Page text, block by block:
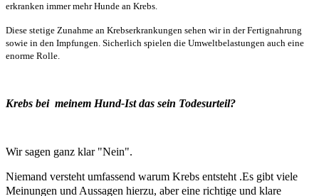
erkranken immer mehr Hunde an Krebs.
Diese stetige Zunahme an Krebserkrankungen sehen wir in der Fertignahrung
sowie in den Impfungen. Sicherlich spielen die Umweltbelastungen auch eine
enorme Rolle.
Krebs bei meinem Hund-Ist das sein Todesurteil?
Wir sagen ganz klar "Nein".
Niemand versteht umfassend warum Krebs entsteht .Es gibt viele
Meinungen und Aussagen hierzu, aber eine richtige und klare